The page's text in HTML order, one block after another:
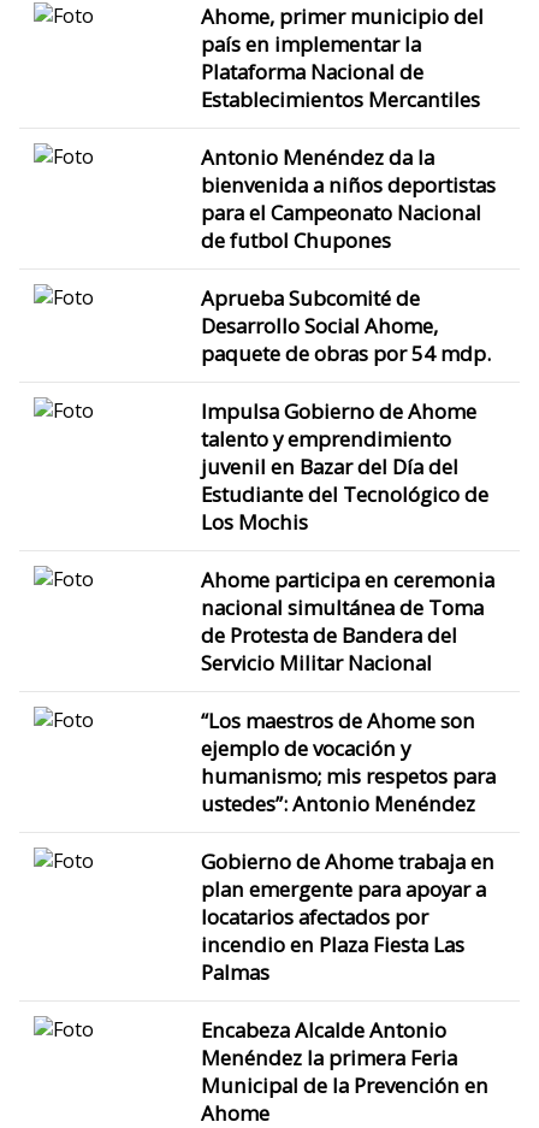
Ahome, primer municipio del
país en implementar la
Plataforma Nacional de
Establecimientos Mercantiles
Antonio Menéndez da la
bienvenida a niños deportistas
para el Campeonato Nacional
de futbol Chupones
Aprueba Subcomité de
Desarrollo Social Ahome,
paquete de obras por 54 mdp.
Impulsa Gobierno de Ahome
talento y emprendimiento
juvenil en Bazar del Día del
Estudiante del Tecnológico de
Los Mochis
Ahome participa en ceremonia
nacional simultánea de Toma
de Protesta de Bandera del
Servicio Militar Nacional
“Los maestros de Ahome son
ejemplo de vocación y
humanismo; mis respetos para
ustedes”: Antonio Menéndez
Gobierno de Ahome trabaja en
plan emergente para apoyar a
locatarios afectados por
incendio en Plaza Fiesta Las
Palmas
Encabeza Alcalde Antonio
Menéndez la primera Feria
Municipal de la Prevención en
Ahome